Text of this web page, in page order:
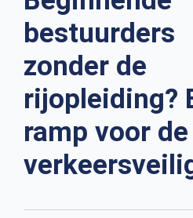
bestuurders
zonder de
rijopleiding?
ramp voor de